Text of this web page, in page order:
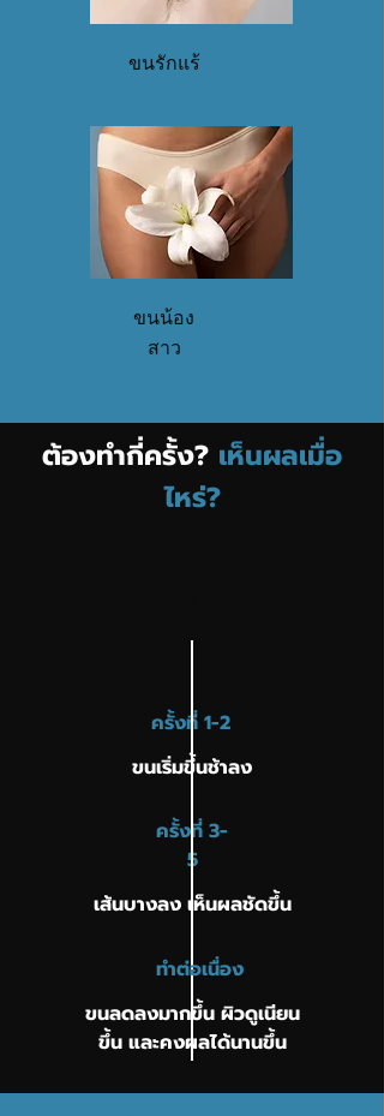
ขนรักแร้
ขนน้อง
สาว
ต้องทำกี่ครั้ง? เห็นผลเมื่อ
ไหร่?
ครั้งที่ 1-2
ขนเริ่มขึ้นช้าลง
ครั้งที่ 3-
5
เส้นบางลง เห็นผลชัดขึ้น
ทำต่อเนื่อง
ขนลดลงมากขึ้น ผิวดูเนียน
ขึ้น และคงผลได้นานขึ้น